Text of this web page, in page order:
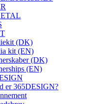
(DK)
kit (EN)
(DK)
(EN)
er 365DESIGN?